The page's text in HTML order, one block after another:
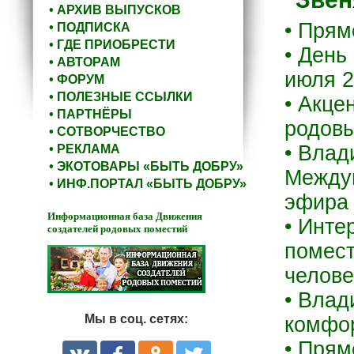
• АРХИВ ВЫПУСКОВ
• ПОДПИСКА
• ГДЕ ПРИОБРЕСТИ
• АВТОРАМ
• ФОРУМ
• ПОЛЕЗНЫЕ ССЫЛКИ
• ПАРТНЁРЫ
• СОТВОРЧЕСТВО
• РЕКЛАМА
• ЭКОТОВАРЫ «БЫТЬ ДОБРУ»
• ИНФ.ПОРТАЛ «БЫТЬ ДОБРУ»
Информационная база Движения
создателей родовых поместий
Мы в соц. сетях:
•
•
июля
•
•
эфира
•
•
•